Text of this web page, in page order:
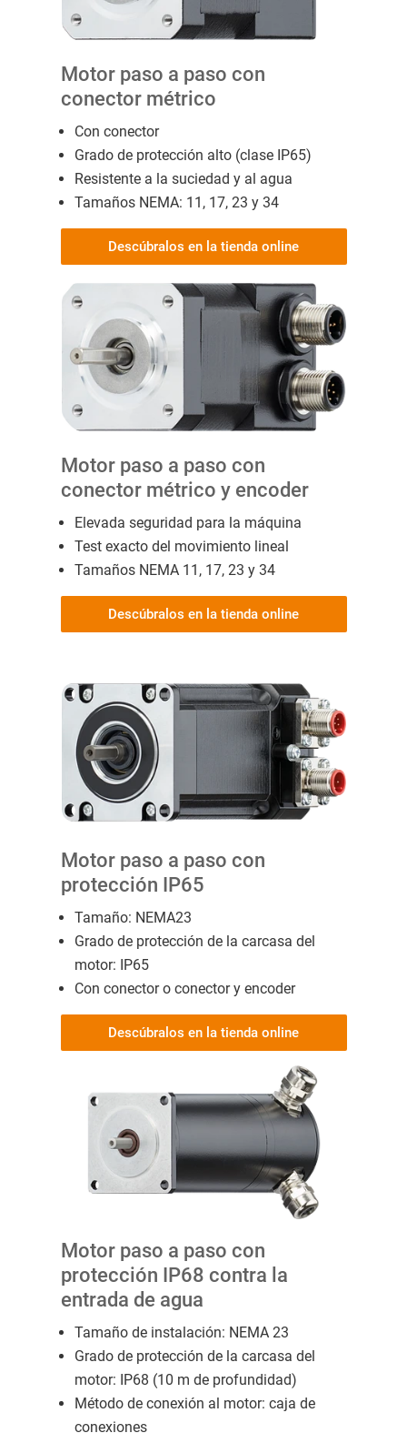
Motor paso a paso con
conector métrico
Con conector
Grado de protección alto (clase IP65)
Resistente a la suciedad y al agua
Tamaños NEMA: 11, 17, 23 y 34
Descúbralos en la tienda online
Motor paso a paso con
conector métrico y encoder
Elevada seguridad para la máquina
Test exacto del movimiento lineal
Tamaños NEMA 11, 17, 23 y 34
Descúbralos en la tienda online
Motor paso a paso con
protección IP65
Tamaño: NEMA23
Grado de protección de la carcasa del
motor: IP65
Con conector o conector y encoder
Descúbralos en la tienda online
Motor paso a paso con
protección IP68 contra la
entrada de agua
Tamaño de instalación: NEMA 23
Grado de protección de la carcasa del
motor: IP68 (10 m de profundidad)
Método de conexión al motor: caja de
conexiones